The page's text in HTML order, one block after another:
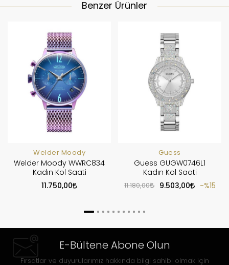
Benzer Ürünler
Welder Moody
Welder Moody WWRC834
Kadın Kol Saati
11.750,00
Guess
Guess GUGW0746L1
Kadın Kol Saati
11.180,00 9.503,00 %15
E-Bültene Abone Olun
Fırsatlar ve duyurularımız hakkında bilgi sahibi olmak için